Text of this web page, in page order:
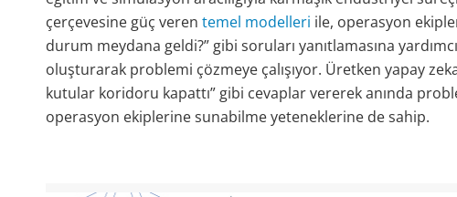
çerçevesine güç veren temel modelleri ile, operasyon
durum meydana geldi?” gibi soruları yanıtlamasına
oluşturarak problemi çözmeye çalışıyor. Üretken yapay
kutular koridoru kapattı” gibi cevaplar vererek anında
operasyon ekiplerine sunabilme yeteneklerine de sahip.